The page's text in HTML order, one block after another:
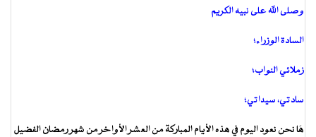
وصلى الله على نبيه الكريم
السادة الوزراء؛
زملائي النواب؛
سادتي، سيداتي؛
هَا نحن نعود اليوم في هذه الأيام المباركة من العشر الأواخر من شهر رمضان الفضيل